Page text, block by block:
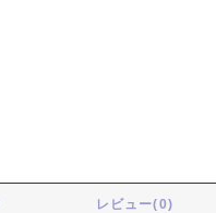
レビュー(0)